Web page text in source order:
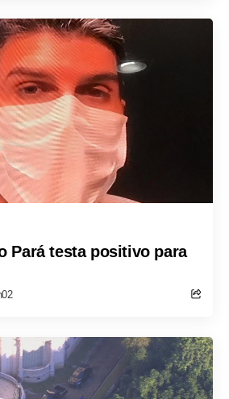
Pará testa positivo para